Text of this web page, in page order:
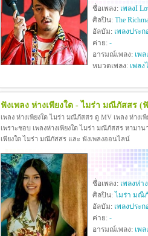
ชื่อเพลง: เพลงI
ศิลปิน: The
อัลบัม: เพลงประ
ค่าย: -
อารมณ์เพลง: เพ
หมวดเพลง: เพลง
ฟังเพลง ห่างเพียงใด - ไมร่า มณีภัสสร (
เพลง ห่างเพียงใด ไมร่า มณีภัสสร ดู MV เพลง ห่าง
เพราะชอบ เพลงห่างเพียงใด ไมร่า มณีภัสสร หามา
เพียงใด ไมร่า มณีภัสสร และ ฟังเพลงออนไลน์
ชื่อเพลง: เพลงห่า
ศิลปิน: ไมร่า มณี
อัลบัม: เพลงประ
ค่าย: -
อารมณ์เพลง: เพ